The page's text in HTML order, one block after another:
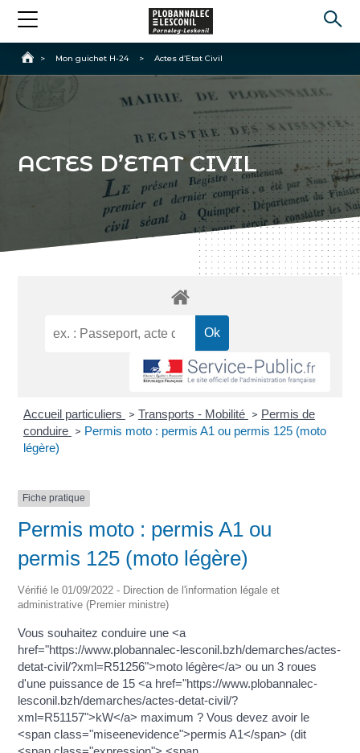
Accueil
> Mon guichet H-24 > Actes d’Etat Civil
ACTES D’ETAT CIVIL
Accueil particuliers > Transports - Mobilité > Permis de
conduire > Permis moto : permis A1 ou permis 125 (moto
légère)
Fiche pratique
Permis moto : permis A1 ou
permis 125 (moto légère)
Vérifié le 01/09/2022 - Direction de l'information légale et
administrative (Premier ministre)
Vous souhaitez conduire une <a
href="https://www.plobannalec-lesconil.bzh/demarches/actes-
detat-civil/?xml=R51256">moto légère</a> ou un 3 roues
d'une puissance de 15 <a href="https://www.plobannalec-
lesconil.bzh/demarches/actes-detat-civil/?
xml=R51157">kW</a> maximum ? Vous devez avoir le
<span class="miseenevidence">permis A1</span> (dit